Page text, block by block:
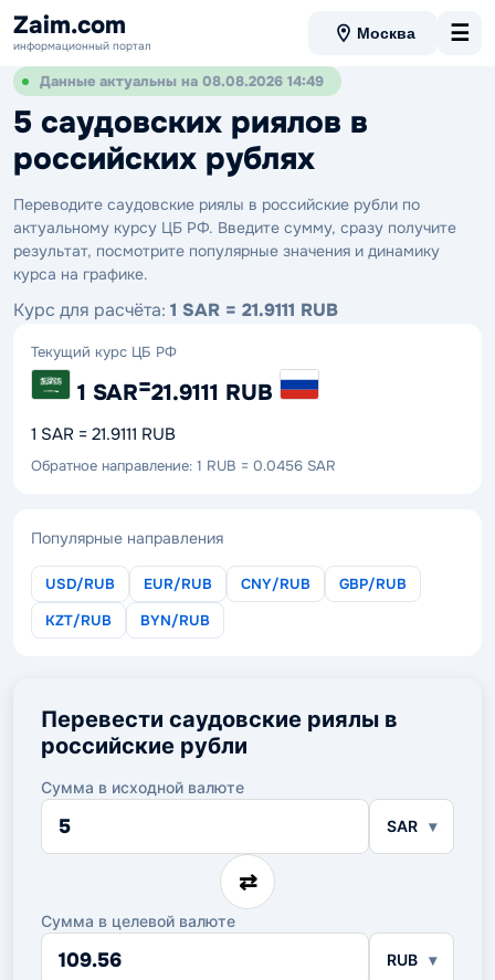
Zaim.com
информационный портал
Москва ☰
Данные актуальны на 08.08.2026 14:49
5 саудовских риялов в
российских рублях
Переводите саудовские риялы в российские рубли по
актуальному курсу ЦБ РФ. Введите сумму, сразу получите
результат, посмотрите популярные значения и динамику
курса на графике.
Курс для расчёта: 1 SAR = 21.9111 RUB
Текущий курс ЦБ РФ
1 SAR=21.9111 RUB
1 SAR = 21.9111 RUB
Обратное направление: 1 RUB = 0.0456 SAR
Популярные направления
USD/RUB EUR/RUB CNY/RUB
GBP/RUB
KZT/RUB
BYN/RUB
Перевести саудовские риялы в
российские рубли
Сумма в исходной валюте
Сумма
исходной
SAR
⇄
Сумма в целевой валюте
Сумма
RUB